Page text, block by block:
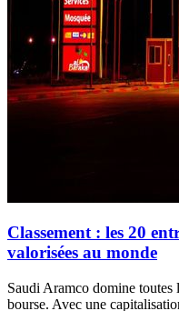
Classement : les 20
valorisées au monde
Saudi Aramco domine toutes
bourse. Avec une